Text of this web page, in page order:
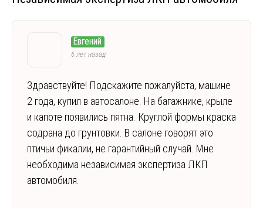
Евгений
6 лет назад
Здравствуйте! Подскажите пожалуйста, машине
2 года, купил в автосалоне. На багажнике, крыле
и капоте появились пятна. Круглой формы краска
содрана до грунтовки. В салоне говорят это
птичьи фикалии, не гарантийный случай. Мне
необходима независимая экспертиза ЛКП
автомобиля.